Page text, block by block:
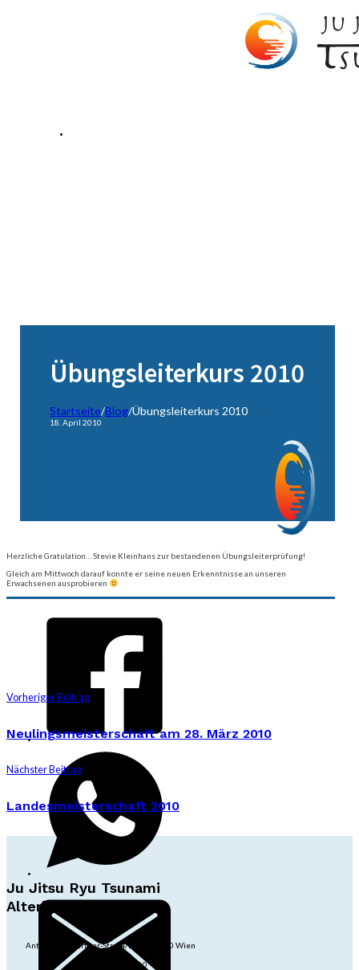
Übungsleiterkurs 2010
Startseite/Blog/Übungsleiterkurs 2010
18. April 2010
Herzliche Gratulation… Stevie Kleinhans zur bestandenen Übungsleiterprüfung!
Gleich am Mittwoch darauf konnte er seine neuen Erkenntnisse an unseren
Erwachsenen ausprobieren
Vorheriger Beitrag
Neulingsmeisterschaft am 28. März 2010
Nächster Beitrag
Landesmeisterschaft 2010
Ju Jitsu Ryu Tsunami
Alterlaa
Anton-Baumgartner-Str. 44/B8/01, 1230 Wien
dojo@jjrt.at
+43 6991 171 81 60